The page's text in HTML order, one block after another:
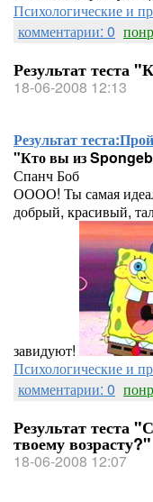
Психологические и
комментарии: 0
Результат теста
18-06-2008 12:13
Результат теста:
"Кто вы из
Спанч Боб
ОООО! Ты самая
добрый, красивый,
завидуют!
Психологические и
комментарии: 0
Результат теста
твоему возрасту?"
18-06-2008 12:07